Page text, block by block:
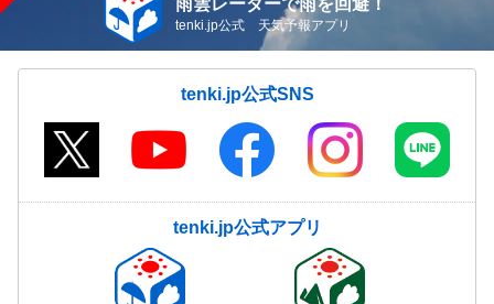
tenki.jp公式 天気予報アプリ
tenki.jp公式SNS
tenki.jp公式アプリ